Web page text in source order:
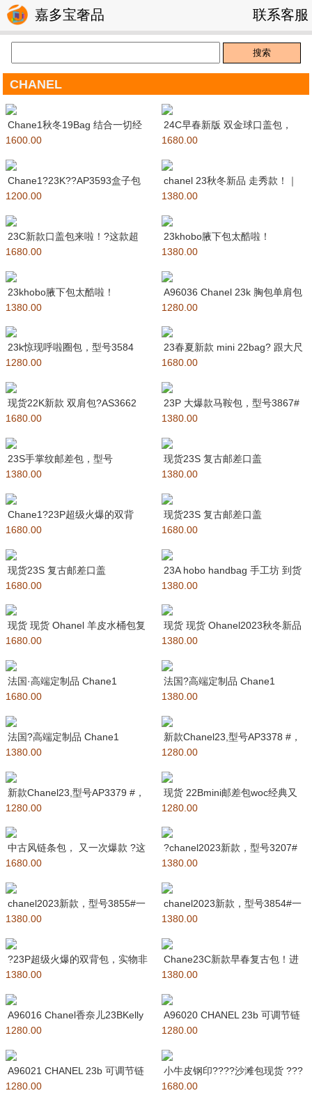
嘉多宝奢品 联系客服
CHANEL
Chane1秋冬19Bag 结合一切经
典的枕头包 这款包是
1600.00
24C早春新版 双金球口盖包，
19cm迷你尺寸，黑色抛光牛皮
1680.00
Chane1?23K??AP3593盒子包
好好看!可以放下p
1200.00
chanel 23秋冬新品 走秀款！｜
邮差包新品最美包，复
1380.00
23C新款口盖包来啦！?这款超
奢华?淑女风手袋采用柔软的进
1680.00
23khobo腋下包太酷啦！
AS4422经典19扣子加持
1380.00
23khobo腋下包太酷啦！
AP3647经典19扣子加持
1380.00
A96036 Chanel 23k 胸包单肩包
经典19
1280.00
23k惊现呼啦圈包，型号3584
#，小号尺寸16x16x3
1280.00
23春夏新款 mini 22bag? 跟大尺
寸一样的亮面小
1680.00
现货22K新款 双肩包?AS3662
快乐值拉满了?这就是
1680.00
23P 大爆款马鞍包，型号3867#
专柜货量超级少，实用又好
1380.00
23S手掌纹邮差包，型号
AS4025# 容量可以，能放手
1380.00
现货23S 复古邮差口盖
包/AS4031 豆腐包书包 被这
1380.00
Chane1?23P超级火爆的双背
包，实物非常小，跟老款du
1680.00
现货23S 复古邮差口盖
包/AS4031 豆腐包书包 被这
1680.00
现货23S 复古邮差口盖
包/AS3932 豆腐包 被这款包
1680.00
23A hobo handbag 手工坊 到货
新季新品
1380.00
现货 现货 Ohanel 羊皮水桶包复
古抽绳纽扣包采用了香奶
1680.00
现货 现货 Ohanel2023秋冬新品
羊皮mini fl
1380.00
法国·高端定制品 Chane1
AS3947# Cha
1680.00
法国?高端定制品 Chane1
AS2431#
1380.00
法国?高端定制品 Chane1
AS2431#
1380.00
新款Chanel23,型号AP3378 #，
最喜欢的小废包拿
1280.00
新款Chanel23,型号AP3379 #，
最喜欢的小废包拿
1280.00
现货 22Bmini邮差包woc经典又
时尚～迷你尺寸小巧可爱
1280.00
中古风链条包， 又一次爆款 ?这
款超奢华?淑女风手袋采用
1680.00
?chanel2023新款，型号3207#
一眼爱上的复古法棍
1380.00
chanel2023新款，型号3855#一
眼爱上的复古法棍手
1380.00
chanel2023新款，型号3854#一
眼爱上的复古法棍手
1380.00
?23P超级火爆的双背包，实物非
常小，跟老款duma差不多
1380.00
Chane23C新款早春复古包！进
口小羊皮，非常百搭 适合各
1380.00
A96016 Chanel香奈儿23BKelly
本季最美包
1280.00
A96020 CHANEL 23b 可调节链
条woc 链条
1280.00
A96021 CHANEL 23b 可调节链
条腰包链条是搭
1280.00
小牛皮钢印????沙滩包现货 ???
3全皮款最新发售 大容量
1680.00